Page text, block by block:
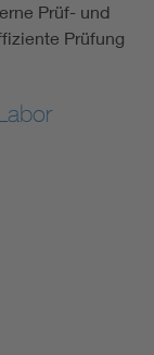
Prüf- und
Prüfung